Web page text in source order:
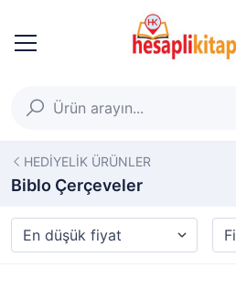
HEDİYELİK ÜRÜNLER
Biblo Çerçeveler